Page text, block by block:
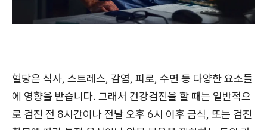
혈당은 식사, 스트레스, 감염, 피로, 수면 등 다양한 요소들
에 영향을 받습니다. 그래서 건강검진을 할 때는 일반적으
로 검진 전 8시간이나 전날 오후 6시 이후 금식, 또는 검진